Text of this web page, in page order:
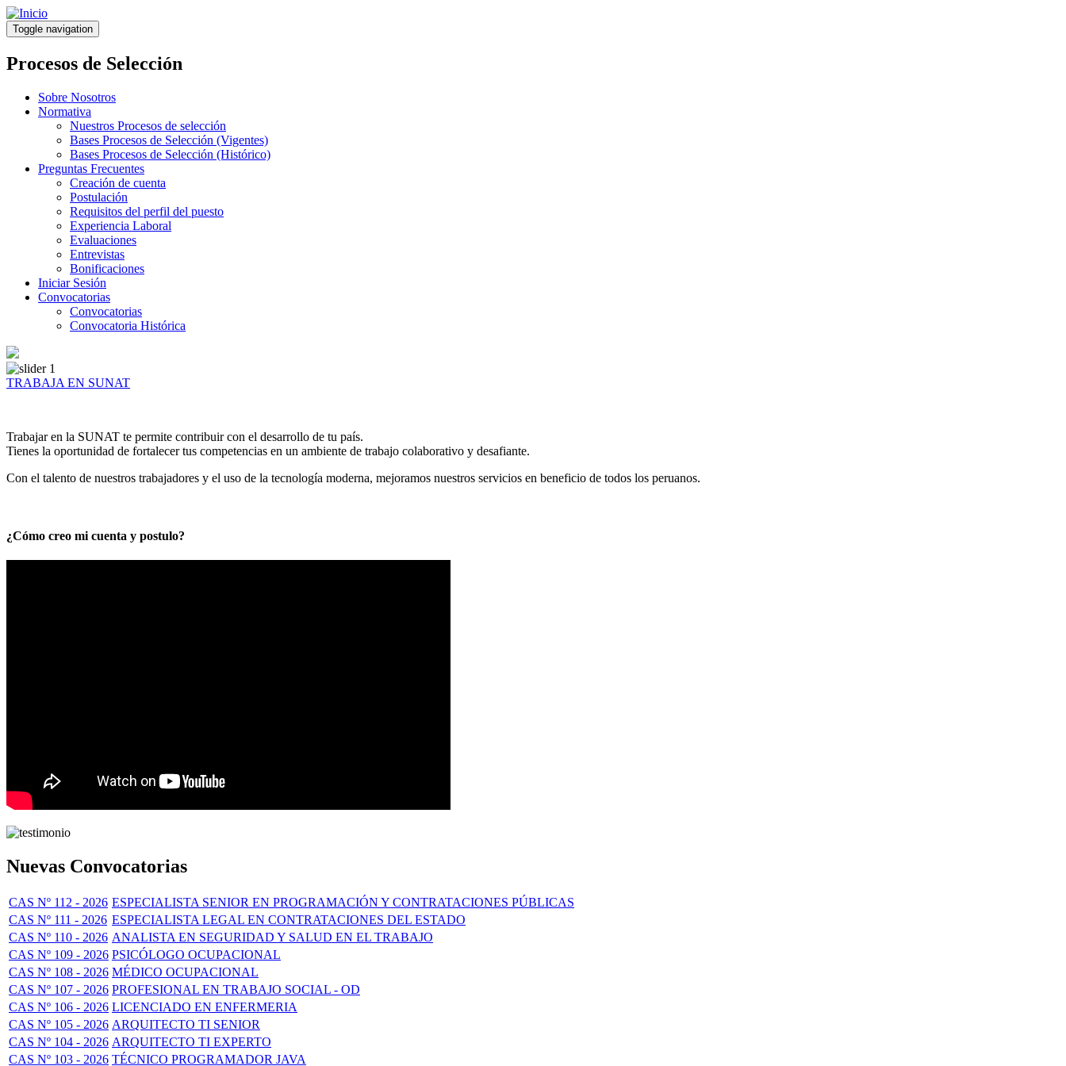
Pasar
al
contenido
principal
Toggle navigation
Procesos de Selección
Sobre Nosotros
Normativa
Nuestros Procesos de selección
Bases Procesos de Selección (Vigentes)
Bases Procesos de Selección (Histórico)
Preguntas Frecuentes
Creación de cuenta
Postulación
Requisitos del perfil del puesto
Experiencia Laboral
Evaluaciones
Entrevistas
Bonificaciones
Iniciar Sesión
Convocatorias
Convocatorias
Convocatoria Histórica
TRABAJA EN SUNAT
Trabajar en la SUNAT te permite contribuir con el desarrollo de tu país.
Tienes la oportunidad de fortalecer tus competencias en un ambiente de trabajo colaborativo y desafiante.
Con el talento de nuestros trabajadores y el uso de la tecnología moderna, mejoramos nuestros servicios en beneficio de todos los peruanos.
¿Cómo creo mi cuenta y postulo?
Nuevas Convocatorias
CAS Nº 112 - 2026 ESPECIALISTA SENIOR EN PROGRAMACIÓN Y CONTRATACIONES PÚBLICAS
CAS Nº 111 - 2026 ESPECIALISTA LEGAL EN CONTRATACIONES DEL ESTADO
CAS Nº 110 - 2026 ANALISTA EN SEGURIDAD Y SALUD EN EL TRABAJO
CAS Nº 109 - 2026 PSICÓLOGO OCUPACIONAL
CAS Nº 108 - 2026 MÉDICO OCUPACIONAL
CAS Nº 107 - 2026 PROFESIONAL EN TRABAJO SOCIAL - OD
CAS Nº 106 - 2026 LICENCIADO EN ENFERMERIA
CAS Nº 105 - 2026 ARQUITECTO TI SENIOR
CAS Nº 104 - 2026 ARQUITECTO TI EXPERTO
CAS Nº 103 - 2026 TÉCNICO PROGRAMADOR JAVA